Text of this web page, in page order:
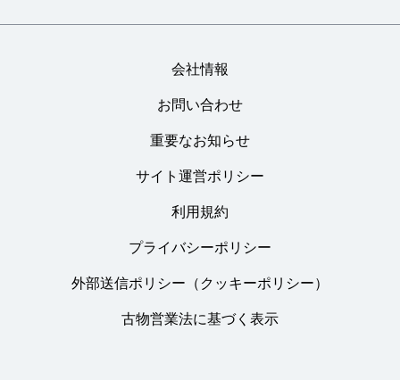
会社情報
お問い合わせ
重要なお知らせ
サイト運営ポリシー
利用規約
プライバシーポリシー
外部送信ポリシー（クッキーポリシー）
古物営業法に基づく表示